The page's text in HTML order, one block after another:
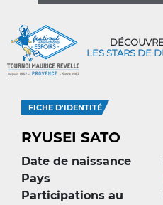
LES STARS DE
FICHE D'IDENTITÉ
RYUSEI SATO
Date de naissance
Pays
Participations au